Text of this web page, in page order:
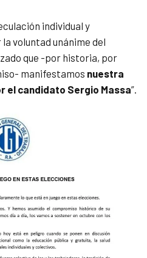
individual y
voluntad unánime del
que -por historia, por
manifestamos nuestra
el candidato Sergio Massa”.